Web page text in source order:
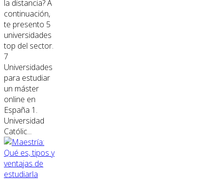
la distancia? A
continuación,
te presento 5
universidades
top del sector.
7
Universidades
para estudiar
un máster
online en
España 1.
Universidad
Católic...